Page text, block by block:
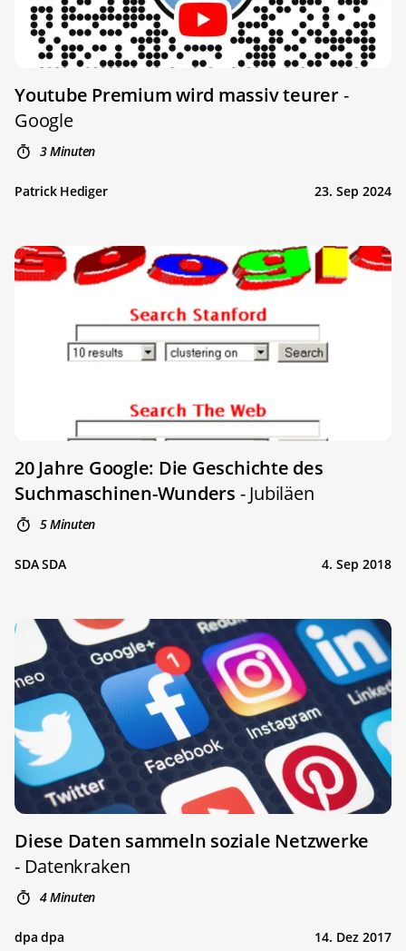
Youtube Premium wird massiv teurer-
Google
3 Minuten
Patrick Hediger 23. Sep 2024
20 Jahre Google: Die Geschichte des
Suchmaschinen-Wunders - Jubiläen
5 Minuten
SDA SDA 4. Sep 2018
Diese Daten sammeln soziale Netzwerke
- Datenkraken
4 Minuten
dpa dpa 14. Dez 2017